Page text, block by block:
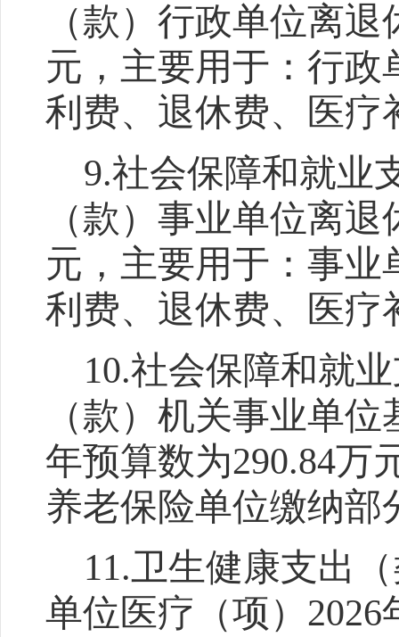
（款）行政单位离
元，主要用于：行
利费、退休费、医疗
9.社会保障和就业
（款）事业单位离
元，主要用于：事
利费、退休费、医疗
10.社会保障和就
（款）机关事业单
年预算数为290.84万
养老保险单位缴纳部
11.卫生健康支出
单位医疗（项） 2026